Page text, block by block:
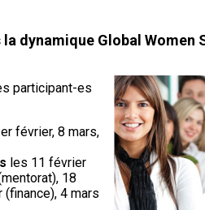
dynamique Global Women
participant-es
février, 8 mars,
les 11 février
18
4 mars